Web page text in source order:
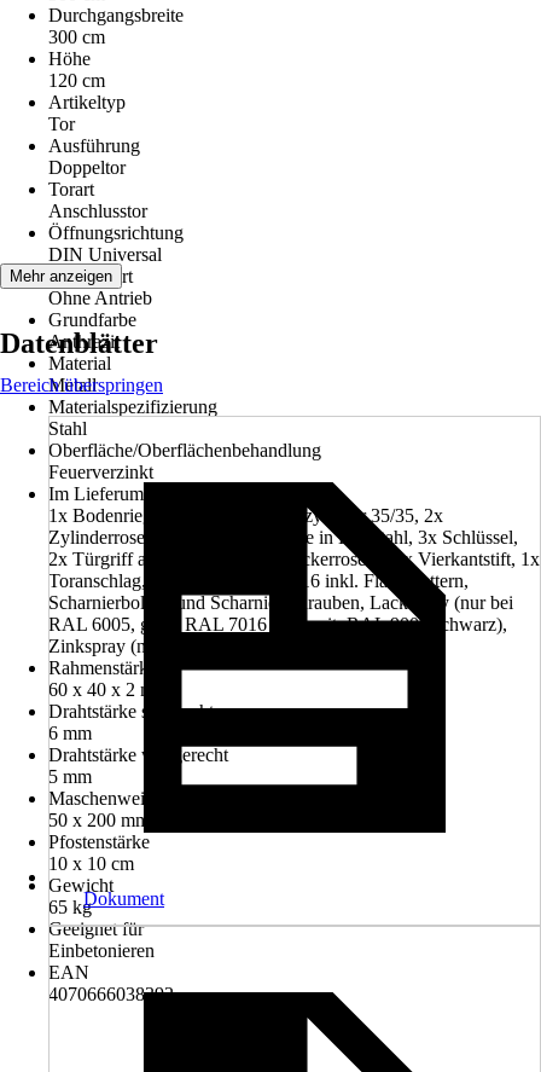
Durchgangsbreite
300 cm
Höhe
120 cm
Artikeltyp
Tor
Ausführung
Doppeltor
Torart
Anschlusstor
Öffnungsrichtung
DIN Universal
Antriebsart
Ohne Antrieb
Grundfarbe
Anthrazit
Material
Metall
Materialspezifizierung
Stahl
Oberfläche/Oberflächenbehandlung
Feuerverzinkt
Im Lieferumfang enthalten
1x Bodenriegel, 1x Verriegelungszylinder 35/35, 2x
Zylinderrosette, 2x Rosettenblende in Edelstahl, 3x Schlüssel,
2x Türgriff aus Edelstahl, 2x Drückerrosette, 1x Vierkantstift, 1x
Toranschlag, 2x Torscharniere M16 inkl. Flachmuttern,
Scharnierbolzen und Scharnierschrauben, Lackspray (nur bei
RAL 6005, grün, RAL 7016 anthrazit, RAL 9005 schwarz),
Zinkspray (nur bei feuerverzinkt)
Rahmenstärke
60 x 40 x 2 mm
Drahtstärke senkrecht
6 mm
Drahtstärke waagerecht
5 mm
Maschenweite
50 x 200 mm
Pfostenstärke
10 x 10 cm
Gewicht
65 kg
Geeignet für
Einbetonieren
EAN
4070666038392
Mehr anzeigen
Datenblätter
Bereich überspringen
Dokument